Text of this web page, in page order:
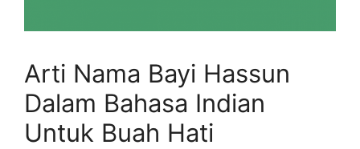
Arti Nama Bayi Hassun
Dalam Bahasa Indian
Untuk Buah Hati